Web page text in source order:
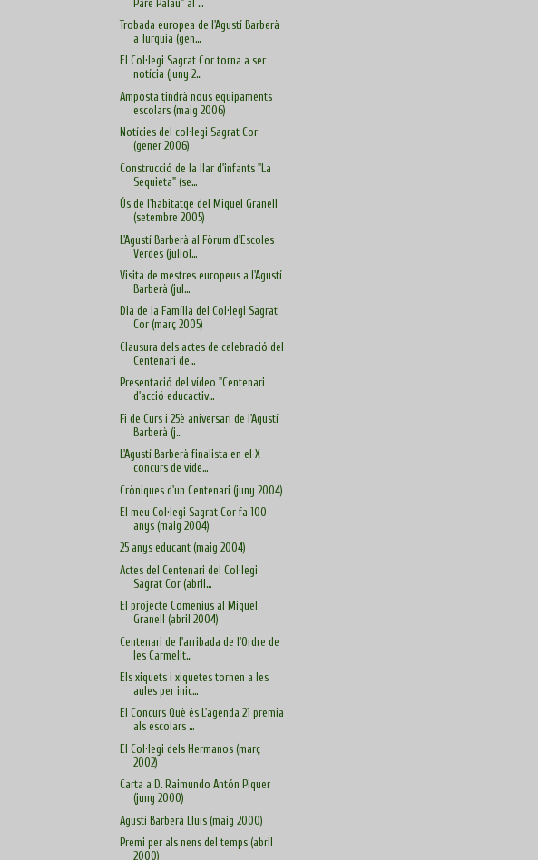
Pare Palau" al ...
Trobada europea de l'Agustí Barberà
a Turquia (gen...
El Col·legi Sagrat Cor torna a ser
notícia (juny 2...
Amposta tindrà nous equipaments
escolars (maig 2006)
Notícies del col·legi Sagrat Cor
(gener 2006)
Construcció de la llar d'infants "La
Sequieta" (se...
Ús de l'habitatge del Miquel Granell
(setembre 2005)
L'Agustí Barberà al Fòrum d'Escoles
Verdes (juliol...
Visita de mestres europeus a l'Agustí
Barberà (jul...
Dia de la Família del Col·legi Sagrat
Cor (març 2005)
Clausura dels actes de celebració del
Centenari de...
Presentació del vídeo "Centenari
d'acció educactiv...
Fi de Curs i 25è aniversari de l'Agustí
Barberà (j...
L'Agustí Barberà finalista en el X
concurs de víde...
Cròniques d'un Centenari (juny 2004)
El meu Col·legi Sagrat Cor fa 100
anys (maig 2004)
25 anys educant (maig 2004)
Actes del Centenari del Col·legi
Sagrat Cor (abril...
El projecte Comenius al Miquel
Granell (abril 2004)
Centenari de l'arribada de l'Ordre de
les Carmelit...
Els xiquets i xiquetes tornen a les
aules per inic...
El Concurs Què és L'agenda 21 premia
als escolars ...
El Col·legi dels Hermanos (març
2002)
Carta a D. Raimundo Antón Piquer
(juny 2000)
Agustí Barberà Lluís (maig 2000)
Premi per als nens del temps (abril
2000)